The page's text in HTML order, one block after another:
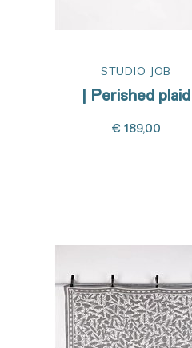
STUDIO JOB
| Perished plaid
€ 189,00